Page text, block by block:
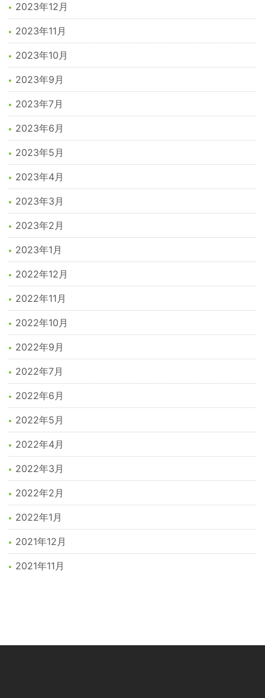
2023年12月
2023年11月
2023年10月
2023年9月
2023年7月
2023年6月
2023年5月
2023年4月
2023年3月
2023年2月
2023年1月
2022年12月
2022年11月
2022年10月
2022年9月
2022年7月
2022年6月
2022年5月
2022年4月
2022年3月
2022年2月
2022年1月
2021年12月
2021年11月